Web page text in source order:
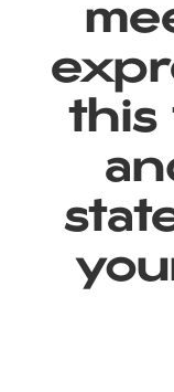
this